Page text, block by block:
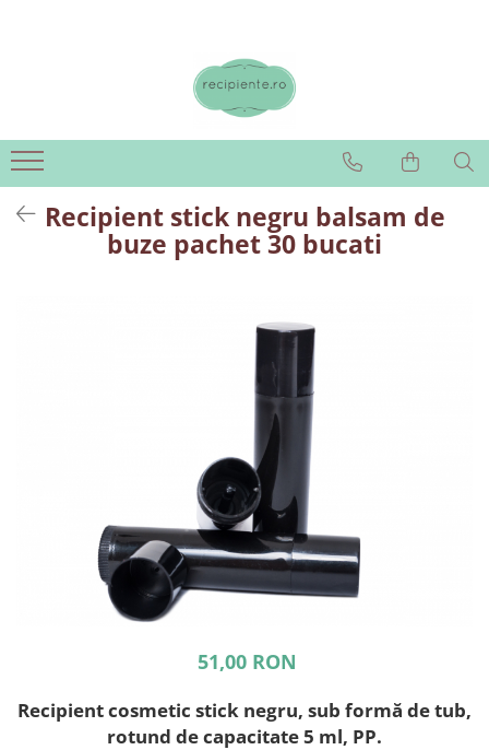
Recipient stick negru balsam de
buze pachet 30 bucati
51,00 RON
Recipient cosmetic stick negru, sub formă de tub,
rotund de capacitate 5 ml, PP.